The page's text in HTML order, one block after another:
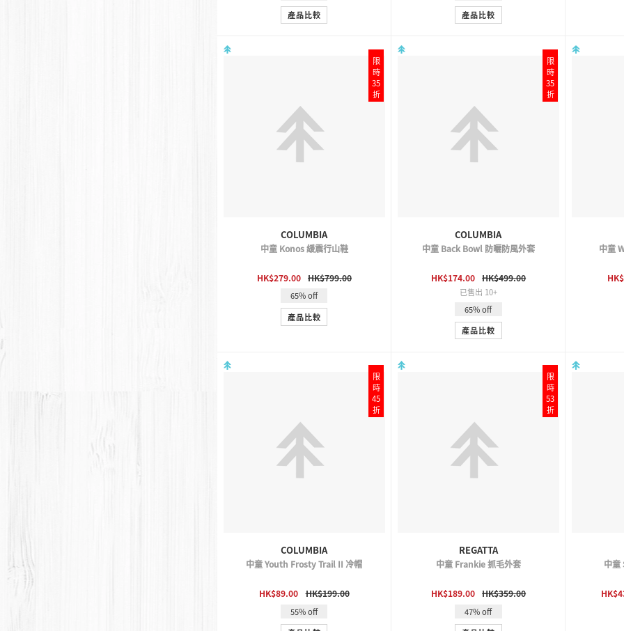
產品比較
產品比較
COLUMBIA
中童 Konos 緩震行山鞋
HK$279.00 HK$799.00
65% off
產品比較
限
時
35
折
COLUMBIA
中童 Back Bowl 防曬防風外套
HK$174.00 HK$499.00
已售出 10+
65% off
產品比較
限
時
35
折
中童
COLUMBIA
中童 Youth Frosty Trail II 冷帽
HK$89.00 HK$199.00
55% off
限
時
45
折
REGATTA
中童 Frankie 抓毛外套
HK$189.00 HK$359.00
47% off
限
時
53
折
中童